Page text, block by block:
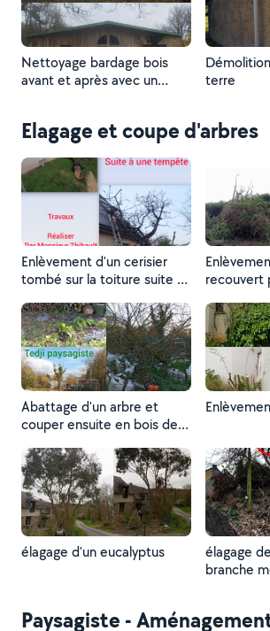
micro organisme et a
empêcher toute
germination de végétaux
parasites
Nettoyage bardage bois
avant et après avec un
les verdissement et
terre
Elagage et coupe d'arbres
Enlèvement d'un cerisier
tombé sur la toiture suite à
recouvert
Abattage d'un arbre et
couper ensuite en bois de
élagage d'un eucalyptus
élagage
branche
Paysagiste -